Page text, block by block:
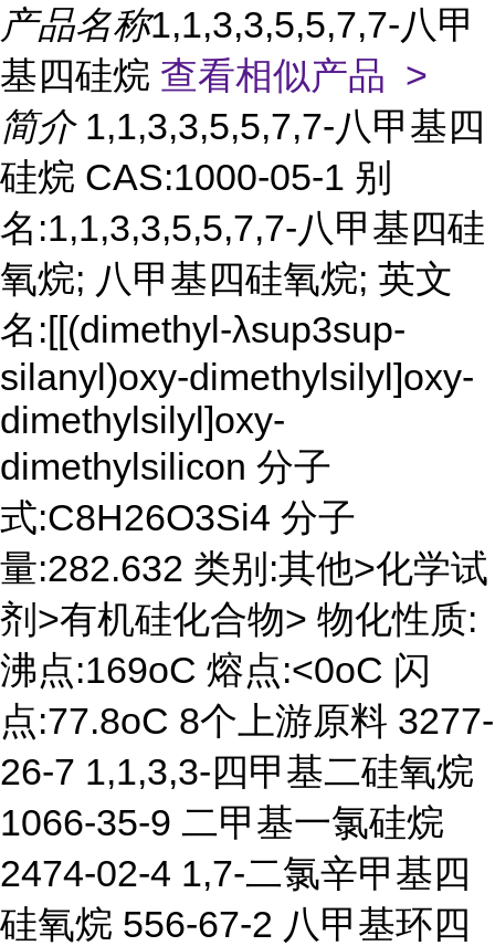
产品名称1,1,3,3,5,5,7,7-八甲
基四硅烷 查看相似产品 >
简介 1,1,3,3,5,5,7,7-八甲基四
硅烷 CAS:1000-05-1 别
名:1,1,3,3,5,5,7,7-八甲基四硅
氧烷; 八甲基四硅氧烷; 英文
名:[[(dimethyl-λsup3sup-
silanyl)oxy-dimethylsilyl]oxy-
dimethylsilyl]oxy-
dimethylsilicon 分子
式:C8H26O3Si4 分子
量:282.632 类别:其他>化学试
剂>有机硅化合物> 物化性质:
沸点:169oC 熔点:<0oC 闪
点:77.8oC 8个上游原料 3277-
26-7 1,1,3,3-四甲基二硅氧烷
1066-35-9 二甲基一氯硅烷
2474-02-4 1,7-二氯辛甲基四
硅氧烷 556-67-2 八甲基环四